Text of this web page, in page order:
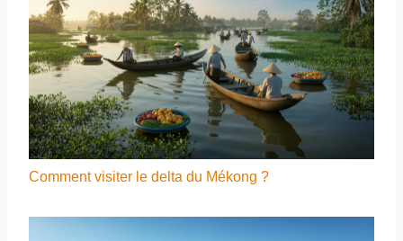
Comment visiter le delta du Mékong ?